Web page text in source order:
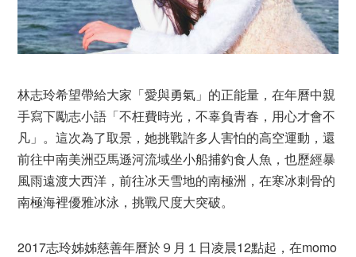
林志玲希望帶給大家「愛與勇氣」的正能量，在年曆中親
手寫下勵志小語「不枉費時光，不辜負青春，用心才會不
凡」。這次為了取景，她挑戰許多人害怕的高空運動，還
前往中南美洲亞馬遜河流域坐小船捕釣食人魚，也歷經暴
風雨遠渡大西洋，前往冰天雪地的南極洲，在寒冰刺骨的
南極海裡優雅冰泳，挑戰尺度大突破。
2017志玲姊姊慈善年曆於９月１日凌晨12點起，在momo